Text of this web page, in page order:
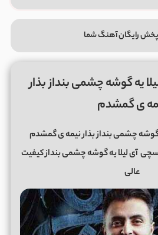
پخش رایگان آهنگ شما
یه گوشه چشمی بنداز بذار
ی گمشدم
گوشه چشمی بنداز بذار نیمه ی گمشدم
آی لیلا یه گوشه چشمی بنداز کیفیت
عالی